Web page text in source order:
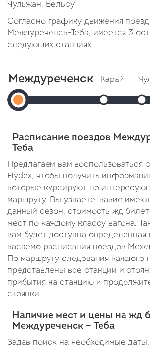
Чульжан, Бельсу.
Согласно графику движения
Междуреченск-Теба, имеется 3
следующих станциях:
Междуреченск
Междуреченск
Отправление:
Карай
Прибытие:
В пути: 11
Расписание поездов
Теба
Предлагаем вам воспользоваться
Flydex, чтобы получить
которые курсируют по
маршруту. Вы узнаете, какие
данный сезон, стоимость жд
мест по каждому классу вагона.
вам будет доступна
касаемо расписания поездов
По маршруту следования каждого
представлены все станции и
прибытия на станцию и
стоянки.
Наличие мест и цены на жд
Междуреченск – Теба
Задав поиск на необходимые